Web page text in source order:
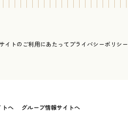
イトのご利用にあたって プライバシーポリシー
トへ グループ情報サイトへ